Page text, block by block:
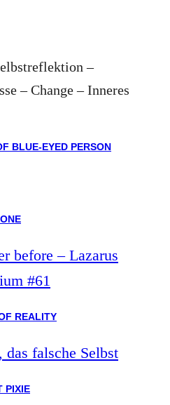
–
– Change – Inneres
before – Lazarus
#61
das falsche Selbst